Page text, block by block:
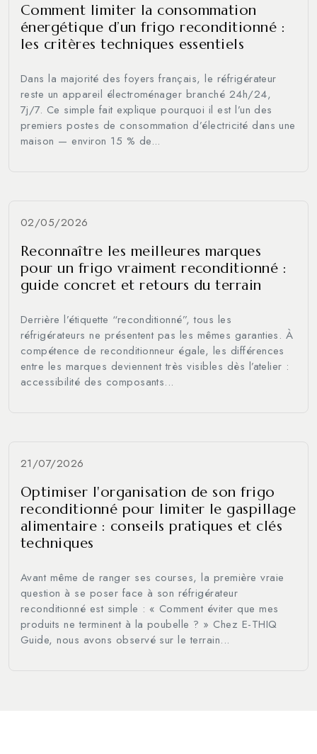
Comment limiter la consommation
énergétique d’un frigo reconditionné :
les critères techniques essentiels
Dans la majorité des foyers français, le réfrigérateur
reste un appareil électroménager branché 24h/24,
7j/7. Ce simple fait explique pourquoi il est l’un des
premiers postes de consommation d’électricité dans une
maison — environ 15 % de...
02/05/2026
Reconnaître les meilleures marques
pour un frigo vraiment reconditionné :
guide concret et retours du terrain
Derrière l’étiquette “reconditionné”, tous les
réfrigérateurs ne présentent pas les mêmes garanties. À
compétence de reconditionneur égale, les différences
entre les marques deviennent très visibles dès l’atelier :
accessibilité des composants...
21/07/2026
Optimiser l'organisation de son frigo
reconditionné pour limiter le gaspillage
alimentaire : conseils pratiques et clés
techniques
Avant même de ranger ses courses, la première vraie
question à se poser face à son réfrigérateur
reconditionné est simple : « Comment éviter que mes
produits ne terminent à la poubelle ? » Chez E-THIQ
Guide, nous avons observé sur le terrain...